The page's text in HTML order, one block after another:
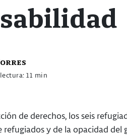
11 min
de derechos, los seis
y de la opacidad del